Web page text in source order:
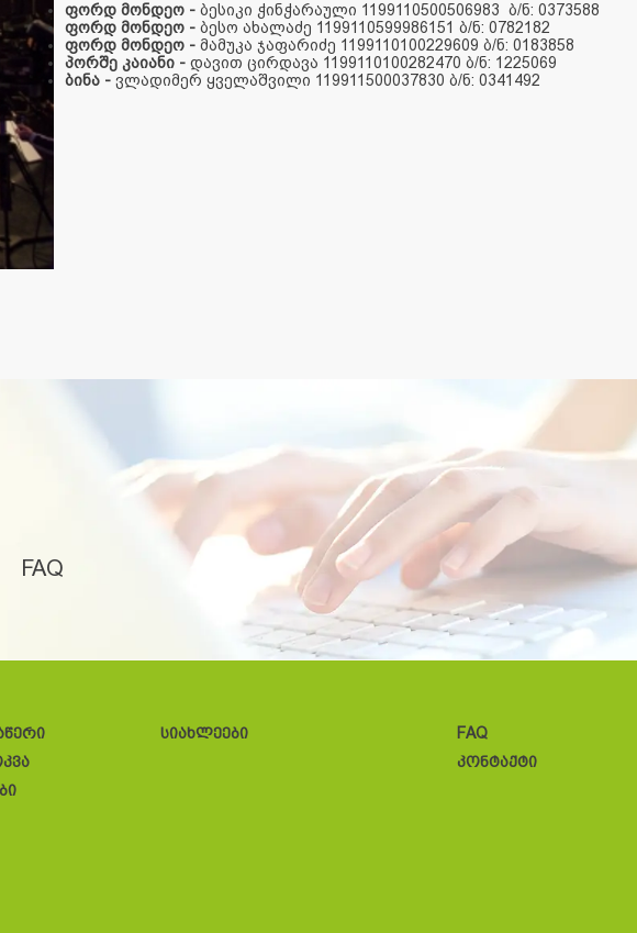
ფორდ მონდეო - ბესიკი ჭინჭარაული 1199110500506983 ბ/ნ: 0373588
ფორდ მონდეო - ბესო ახალაძე 1199110599986151 ბ/ნ: 0782182
ფორდ მონდეო - მამუკა ჯაფარიძე 1199110100229609 ბ/ნ: 0183858
პორშე კაიანი - დავით ცირდავა 1199110100282470 ბ/ნ: 1225069
ბინა - ვლადიმერ ყველაშვილი 119911500037830 ბ/ნ: 0341492
FAQ
სიახლეები
FAQ
კონტაქტი